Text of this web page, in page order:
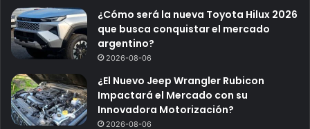
¿Cómo será la nueva Toyota Hilux 2026
que busca conquistar el mercado
argentino?
2026-08-06
¿El Nuevo Jeep Wrangler Rubicon
Impactará el Mercado con su
Innovadora Motorización?
2026-08-06